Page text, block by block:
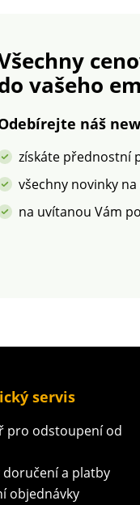
vašeho
náš
získáte přednostní
všechny novinky
na uvítanou Vám
servis
pro odstoupení od
doručení a platby
objednávky